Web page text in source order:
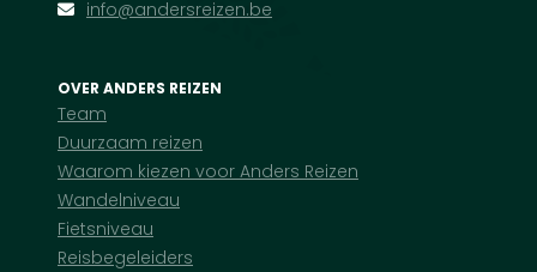
info@andersreizen.be
OVER ANDERS REIZEN
Team
Duurzaam reizen
Waarom kiezen voor Anders Reizen
Wandelniveau
Fietsniveau
Reisbegeleiders